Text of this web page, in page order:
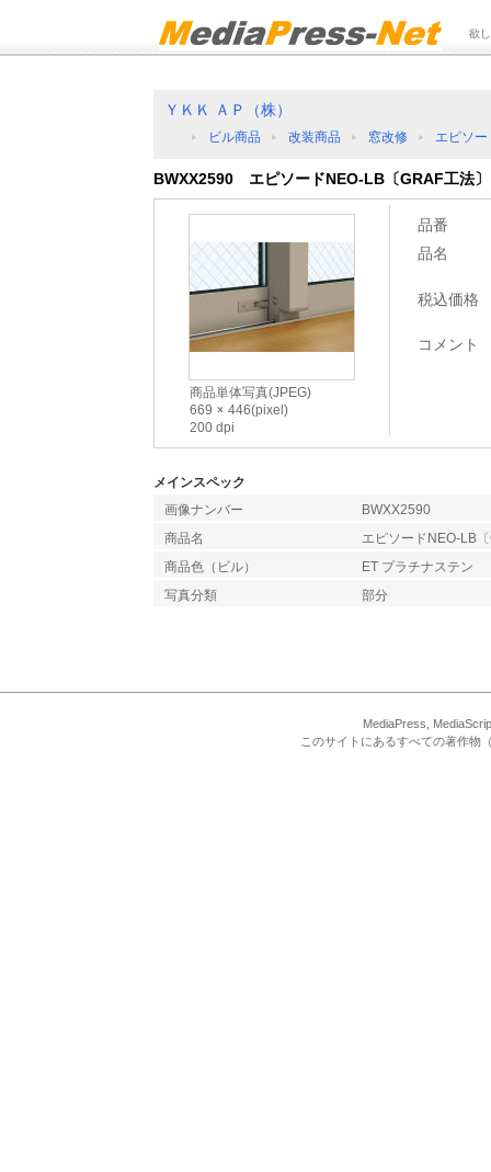
欲
ＹＫＫ ＡＰ（株）
ビル商品 改装商品 窓改修 エピソ
BWXX2590 エピソードNEO-LB〔GRAF工法
商品単体写真(JPEG)
669
446(pixel)
200 dpi
品番
品名
税込価格
コメント
メインスペック
画像ナンバー
BWXX2590
商品名
エピソードNEO-LB
商品色（ビル）
ET プラチナステン
写真分類
部分
MediaPress,
このサイトにあるすべての著作物